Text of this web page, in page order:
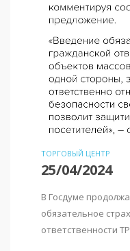
ТОРГОВЫЙ ЦЕНТР
25/04/2024
В Госдуме
обязательное
ответственности